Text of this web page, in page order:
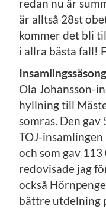
redan nu är
är alltså 28st
kommer det bli
i allra bästa fall!
Ola Johansson-
hyllning till
somras. Den
TOJ-
och som gav
redovisade jag
också
bättre utdelning